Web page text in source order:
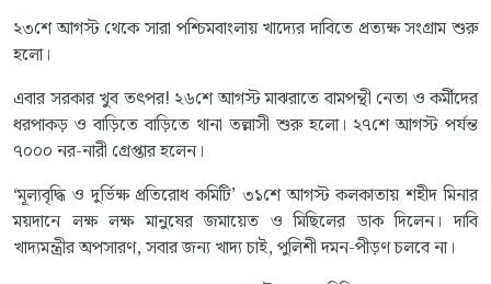
২৩শে আগস্ট থেকে সারা পশ্চিমবাংলায় খাদ্যের দাবিতে প্রত্যক্ষ সংগ্রাম শুরু
হলো।
এবার সরকার খুব তৎপর! ২৬শে আগস্ট মাঝরাতে বামপন্থী নেতা ও কর্মীদের
ধরপাকড় ও বাড়িতে বাড়িতে থানা তল্লাসী শুরু হলো। ২৭শে আগস্ট পর্যন্ত
৭০০০ নর-নারী গ্রেপ্তার হলেন।
‘মূল্যবৃদ্ধি ও দুর্ভিক্ষ প্রতিরোধ কমিটি’ ৩১শে আগস্ট কলকাতায় শহীদ মিনার
ময়দানে লক্ষ লক্ষ মানুষের জমায়েত ও মিছিলের ডাক দিলেন। দাবি
খাদ্যমন্ত্রীর অপসারণ, সবার জন্য খাদ্য চাই, পুলিশী দমন-পীড়ণ চলবে না।